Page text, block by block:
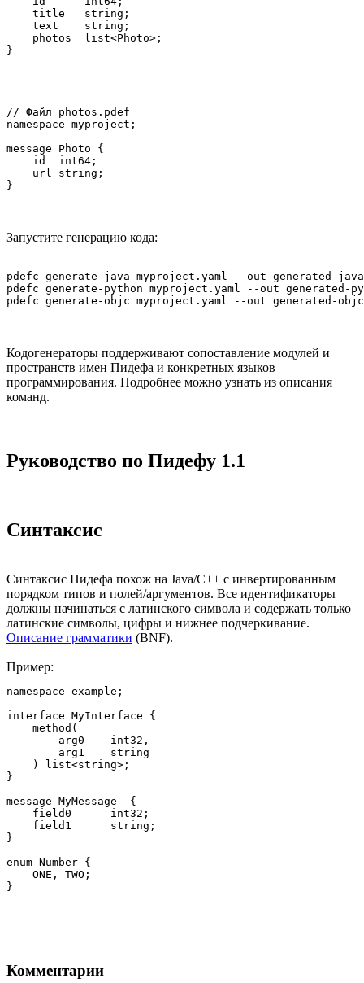
    title   string;
    text    string;
    photos  list<Photo>;
// Файл photos.pdef
namespace myproject;
message Photo {
    id  int64;
    url string;
Запустите генерацию кода:
pdefc generate-java myproject.yaml --out generated-
pdefc generate-python myproject.yaml --out generated-
Кодогенераторы поддерживают сопоставление модулей и
пространств имен Пидефа и конкретных языков
программирования. Подробнее можно узнать из описания
команд.
Руководство по Пидефу 1.1
Синтаксис
Синтаксис Пидефа похож на Java/C++ с инвертированным
порядком типов и полей/аргументов. Все идентификаторы
должны начинаться с латинского символа и содержать только
латинские символы, цифры и нижнее подчеркивание.
Описание грамматики (BNF).
Пример:
namespace example;
interface MyInterface {
    method(
        arg0    int32,
        arg1    string
    ) list<string>;
}
message MyMessage  {
    field0      int32;
    field1      string;
}
enum Number {
    ONE, TWO;
Комментарии